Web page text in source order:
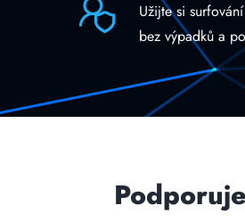
Užijte si
bez výpadků a